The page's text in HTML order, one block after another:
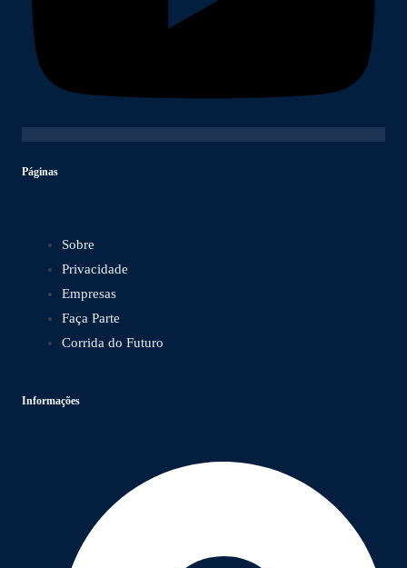
Páginas
Sobre
Privacidade
Empresas
Faça Parte
Corrida do Futuro
Informações